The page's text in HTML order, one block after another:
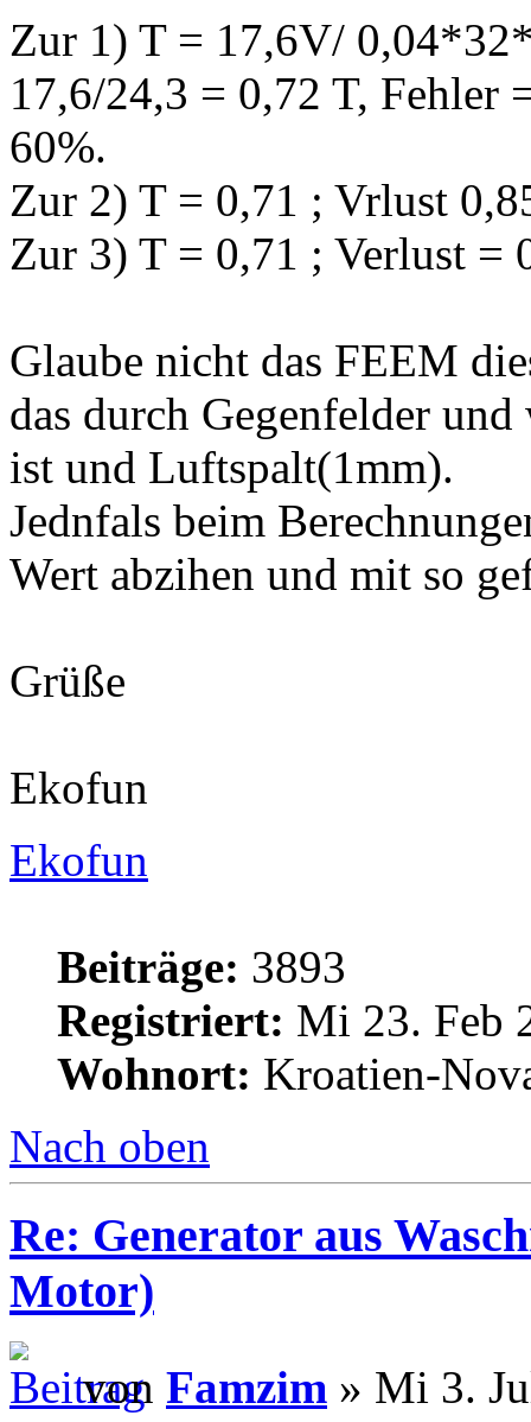
Zur 1) T = 17,6V/
17,6/24,3 = 0,72 T, Fehler
60%.
Zur 2) T = 0,71 ; Vrlust
Zur 3) T = 0,71 ; Verlust =
Glaube nicht das FEEM
das durch Gegenfelder
ist und Luftspalt(1mm).
Jednfals beim
Wert abzihen und mit so
Grüße
Ekofun
Ekofun
Beiträge: 3893
Registriert: Mi 23. Feb
Wohnort: Kroatien-
Nach oben
Re: Generator aus
Motor)
von Famzim » Mi 3.